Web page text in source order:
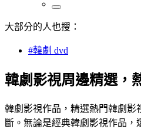
大部分的人也搜：
#韓劇 dvd
韓劇影視周邊精選，
韓劇影視作品，精選熱門韓劇影
斷。無論是經典韓劇影視作品